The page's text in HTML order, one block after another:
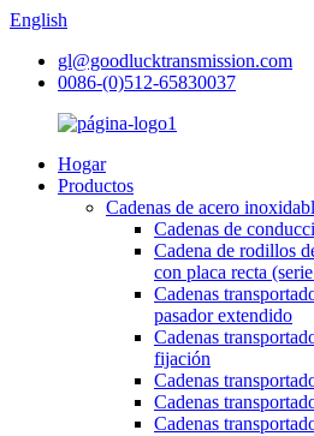
English
gl@goodlucktransmission.com
0086-(0)512-65830037
Hogar
Productos
Cadenas de acero
Cadenas de
Cadena de rodillos
con placa recta
Cadenas
pasador extendido
Cadenas
fijación
Cadenas
Cadenas
Cadenas